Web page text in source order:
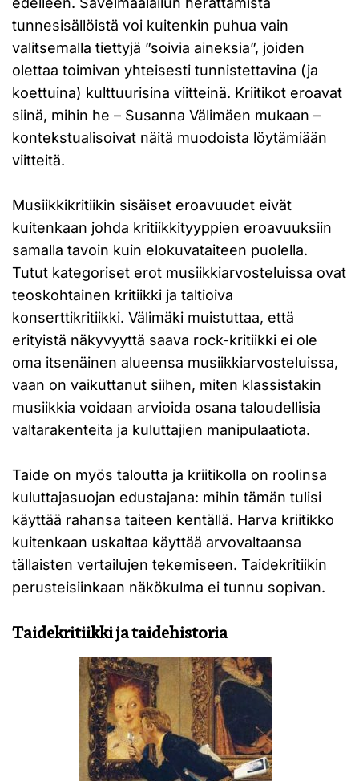
tunnesisällöistä voi kuitenkin puhua vain
valitsemalla tiettyjä ”soivia aineksia”, joiden
olettaa toimivan yhteisesti tunnistettavina (ja
koettuina) kulttuurisina viitteinä. Kriitikot eroavat
siinä, mihin he – Susanna Välimäen mukaan –
kontekstualisoivat näitä muodoista löytämiään
viitteitä.
Musiikkikritiikin sisäiset eroavuudet eivät
kuitenkaan johda kritiikkityyppien eroavuuksiin
samalla tavoin kuin elokuvataiteen puolella.
Tutut kategoriset erot musiikkiarvosteluissa ovat
teoskohtainen kritiikki ja taltioiva
konserttikritiikki. Välimäki muistuttaa, että
erityistä näkyvyyttä saava rock-kritiikki ei ole
oma itsenäinen alueensa musiikkiarvosteluissa,
vaan on vaikuttanut siihen, miten klassistakin
musiikkia voidaan arvioida osana taloudellisia
valtarakenteita ja kuluttajien manipulaatiota.
Taide on myös taloutta ja kriitikolla on roolinsa
kuluttajasuojan edustajana: mihin tämän tulisi
käyttää rahansa taiteen kentällä. Harva kriitikko
kuitenkaan uskaltaa käyttää arvovaltaansa
tällaisten vertailujen tekemiseen. Taidekritiikin
perusteisiinkaan näkökulma ei tunnu sopivan.
Taidekritiikki ja taidehistoria